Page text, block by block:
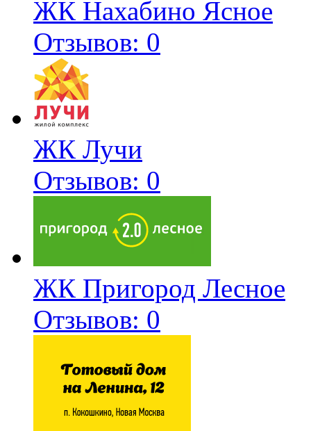
ЖК Нахабино Ясное
Отзывов: 0
ЖК Лучи
Отзывов: 0
ЖК Пригород Лесное
Отзывов: 0